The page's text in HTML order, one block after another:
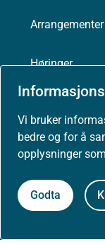
Vi bruker
bedre og for å
opplysninger
Godta
Arrangementer
Høringer
Om